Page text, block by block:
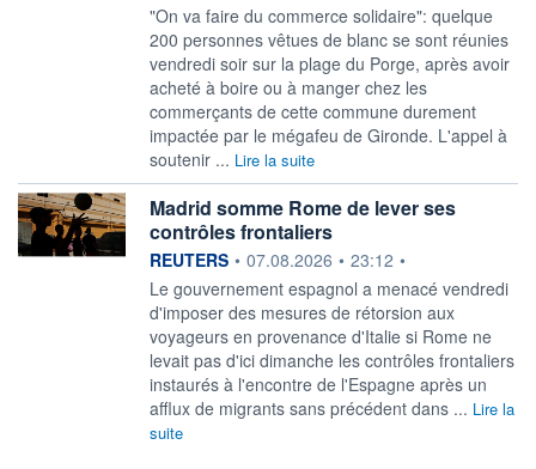
"On va faire du commerce solidaire": quelque
200 personnes vêtues de blanc se sont réunies
vendredi soir sur la plage du Porge, après avoir
acheté à boire ou à manger chez les
commerçants de cette commune durement
impactée par le mégafeu de Gironde. L'appel à
soutenir ... Lire la suite
Madrid somme Rome de lever ses
contrôles frontaliers
information fournie par
REUTERS • 07.08.2026 • 23:12 •
Le gouvernement espagnol a menacé vendredi
‌d'imposer des mesures de rétorsion aux
voyageurs en provenance d'Italie si Rome ne
levait ​pas d'ici dimanche les contrôles frontaliers
instaurés à l'encontre de l'Espagne après un
afflux de migrants sans précédent dans ... Lire la
suite